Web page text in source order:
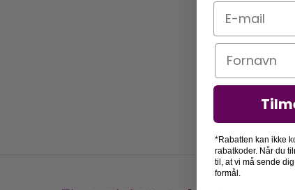
E-mail
Navn
*Rabatten kan ikke
rabatkoder. Når du
til, at vi må sende
formål.